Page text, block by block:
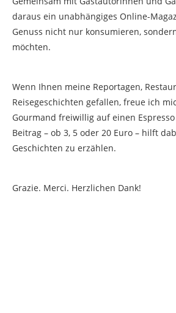
daraus ein unabhängiges Online-
Genuss nicht nur konsumieren,
möchten.
Wenn Ihnen meine Reportagen,
Reisegeschichten gefallen, freue ich
Gourmand freiwillig auf einen
Beitrag – ob 3, 5 oder 20 Euro – hilft
Geschichten zu erzählen.
Grazie. Merci. Herzlichen Dank!